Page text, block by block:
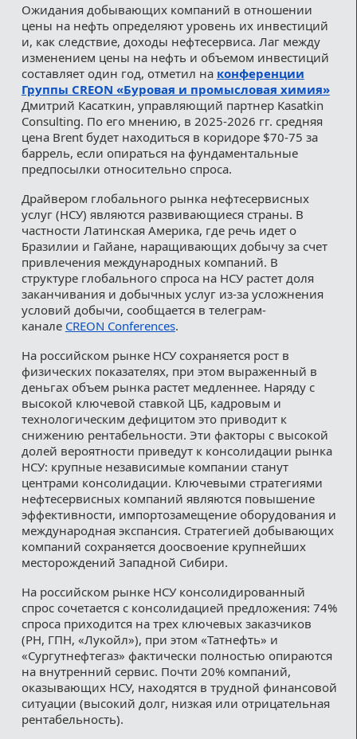
Ожидания добывающих компаний в отношении
цены на нефть определяют уровень их инвестиций
и, как следствие, доходы нефтесервиса. Лаг между
изменением цены на нефть и объемом инвестиций
составляет один год, отметил на конференции
Группы CREON «Буровая и промысловая химия»
Дмитрий Касаткин, управляющий партнер Kasatkin
Consulting. По его мнению, в 2025-2026 гг. средняя
цена Brent будет находиться в коридоре $70-75 за
баррель, если опираться на фундаментальные
предпосылки относительно спроса.
Драйвером глобального рынка нефтесервисных
услуг (НСУ) являются развивающиеся страны. В
частности Латинская Америка, где речь идет о
Бразилии и Гайане, наращивающих добычу за счет
привлечения международных компаний. В
структуре глобального спроса на НСУ растет доля
заканчивания и добычных услуг из-за усложнения
условий добычи, сообщается в телеграм-
канале CREON Conferences.
На российском рынке НСУ сохраняется рост в
физических показателях, при этом выраженный в
деньгах объем рынка растет медленнее. Наряду с
высокой ключевой ставкой ЦБ, кадровым и
технологическим дефицитом это приводит к
снижению рентабельности. Эти факторы с высокой
долей вероятности приведут к консолидации рынка
НСУ: крупные независимые компании станут
центрами консолидации. Ключевыми стратегиями
нефтесервисных компаний являются повышение
эффективности, импортозамещение оборудования и
международная экспансия. Стратегией добывающих
компаний сохраняется доосвоение крупнейших
месторождений Западной Сибири.
На российском рынке НСУ консолидированный
спрос сочетается с консолидацией предложения: 74%
спроса приходится на трех ключевых заказчиков
(РН, ГПН, «Лукойл»), при этом «Татнефть» и
«Сургутнефтегаз» фактически полностью опираются
на внутренний сервис. Почти 20% компаний,
оказывающих НСУ, находятся в трудной финансовой
ситуации (высокий долг, низкая или отрицательная
рентабельность).